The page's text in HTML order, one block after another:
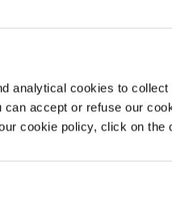
analytical cookies to
can accept or refuse our
cookie policy, click on